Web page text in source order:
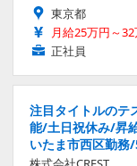
東京都
月給25万円～
正社員
注目タイトルのテ
能/土日祝休み/昇
いたま市西区勤務